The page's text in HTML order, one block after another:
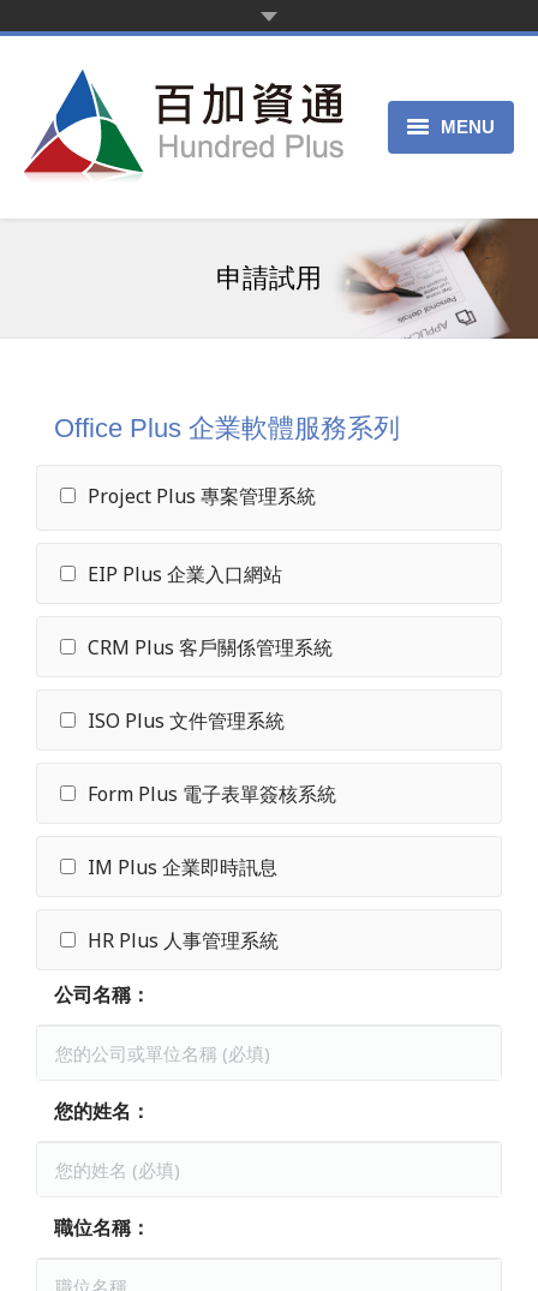
MENU
關於我們
申請試用
申請試用
Office Plus 企業軟體服務系列
Project Plus 專案管理系統
EIP Plus 企業入口網站
CRM Plus 客戶關係管理系統
ISO Plus 文件管理系統
Form Plus 電子表單簽核系統
IM Plus 企業即時訊息
HR Plus 人事管理系統
公司名稱：
您的姓名：
職位名稱：